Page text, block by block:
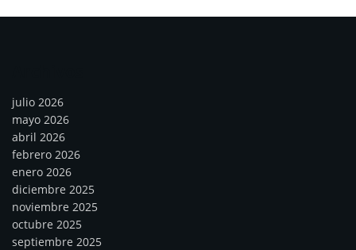
julio 2026
mayo 2026
abril 2026
febrero 2026
enero 2026
diciembre 2025
noviembre 2025
octubre 2025
septiembre 2025